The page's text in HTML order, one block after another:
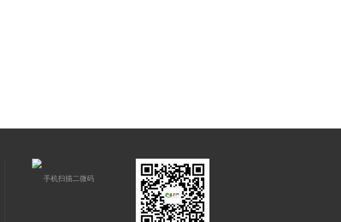
手机扫描二微码